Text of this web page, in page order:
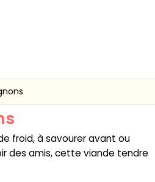
froid, à savourer avant ou
des amis, cette viande tendre